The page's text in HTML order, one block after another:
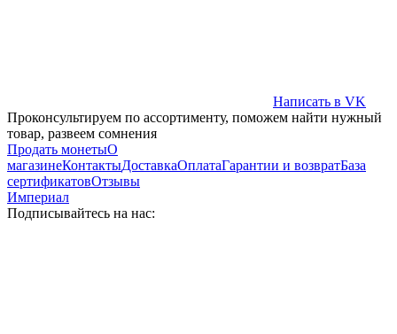
Написать в VK
Проконсультируем по ассортименту, поможем найти нужный
товар, развеем сомнения
Продать монетыО
магазинеКонтактыДоставкаОплатаГарантии и возвратБаза
сертификатовОтзывы
Империал
Подписывайтесь на нас: